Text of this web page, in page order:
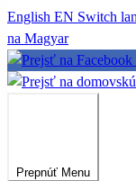
English EN Switch
na Magyar
Prepnúť Menu